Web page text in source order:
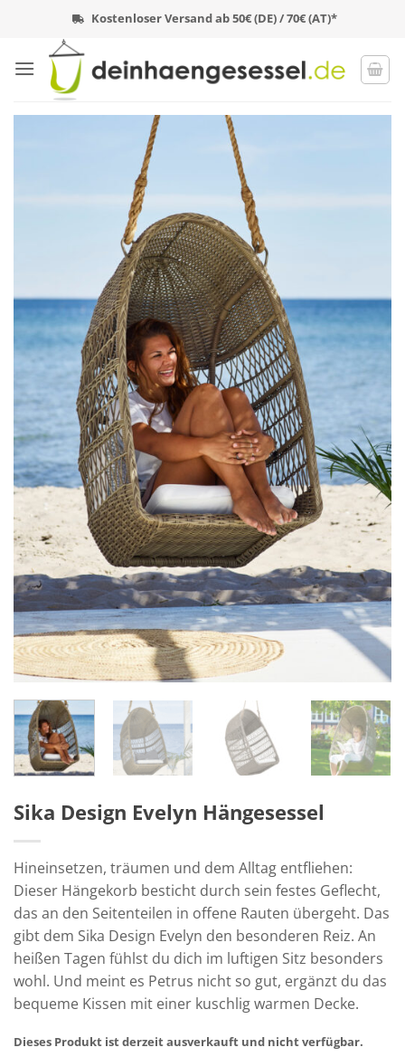
springen
Kostenloser Versand ab 50€ (DE) / 70€ (AT)*
Sika Design Evelyn Hängesessel
Hineinsetzen, träumen und dem Alltag entfliehen:
Dieser Hängekorb besticht durch sein festes Geflecht,
das an den Seitenteilen in offene Rauten übergeht. Das
gibt dem Sika Design Evelyn den besonderen Reiz. An
heißen Tagen fühlst du dich im luftigen Sitz besonders
wohl. Und meint es Petrus nicht so gut, ergänzt du das
bequeme Kissen mit einer kuschlig warmen Decke.
Dieses Produkt ist derzeit ausverkauft und nicht verfügbar.